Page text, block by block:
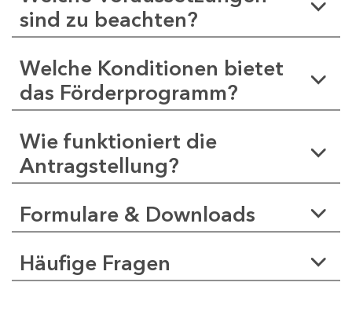
sind zu beachten?
Welche Konditionen bietet
das Förderprogramm?
Wie funktioniert die
Antragstellung?
Formulare & Downloads
Häufige Fragen